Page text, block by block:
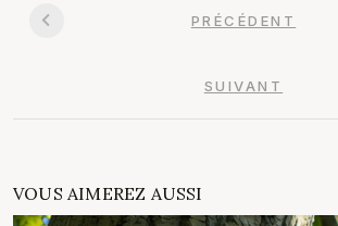
PRÉCÉDENT
SUIVANT
VOUS AIMEREZ AUSSI